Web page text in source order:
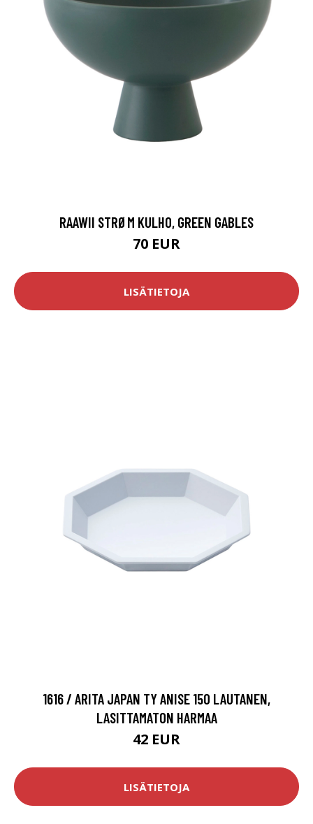
RAAWII STRØM KULHO, GREEN GABLES
70 EUR
LISÄTIETOJA
1616 / ARITA JAPAN TY ANISE 150 LAUTANEN,
LASITTAMATON HARMAA
42 EUR
LISÄTIETOJA